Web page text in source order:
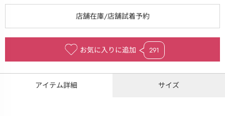
お気に入りに追加 291
アイテム詳細 サイズ